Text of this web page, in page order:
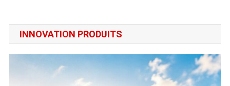
INNOVATION PRODUITS